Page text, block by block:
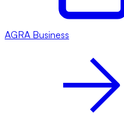
AGRA Business